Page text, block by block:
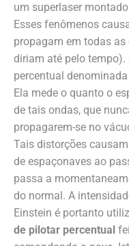
um superlaser
Esses fenômenos
propagam em todas
diriam até pelo
percentual
Ela mede o quanto o
de tais ondas, que
propagarem-se no
Tais distorções
de espaçonaves ao
passa a
do normal. A
Einstein é portanto
de pilotar percentual